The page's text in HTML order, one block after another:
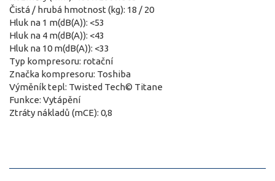
Čistá / hrubá hmotnost (kg): 18 / 20
Hluk na 1 m(dB(A)): <53
Hluk na 4 m(dB(A)): <43
Hluk na 10 m(dB(A)): <33
Typ kompresoru: rotační
Značka kompresoru: Toshiba
Výměník tepl: Twisted Tech© Titane
Funkce: Vytápění
Ztráty nákladů (mCE): 0,8